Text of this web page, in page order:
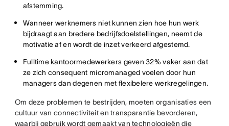
afstemming.
Wanneer werknemers niet kunnen zien hoe hun werk
bijdraagt aan bredere bedrijfsdoelstellingen, neemt de
motivatie af en wordt de inzet verkeerd afgestemd.
Fulltime kantoormedewerkers geven 32% vaker aan dat
ze zich consequent micromanaged voelen door hun
managers dan degenen met flexibelere werkregelingen.
Om deze problemen te bestrijden, moeten organisaties een
cultuur van connectiviteit en transparantie bevorderen,
waarbij gebruik wordt gemaakt van technologieën die